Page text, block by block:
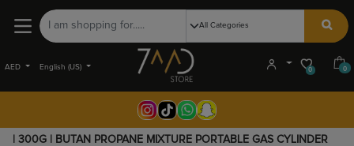
AED English (US) 0 0
| 300G | BUTAN PROPANE MIXTURE PORTABLE GAS CYLINDER